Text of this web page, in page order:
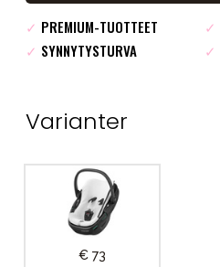
✓ PREMIUM-TUOTTEET ✓
✓ SYNNYTYSTURVA ✓
Varianter
€ 73